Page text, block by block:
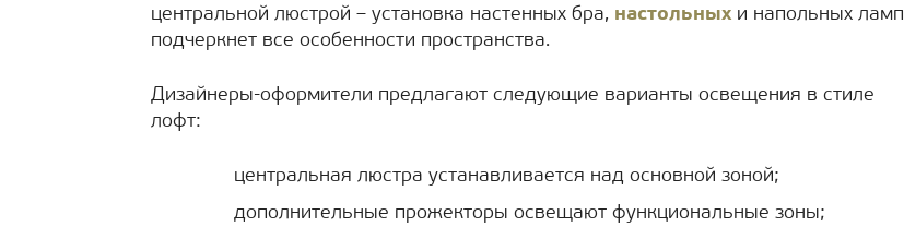
центральной люстрой – установка настенных бра, настольных и напольных ламп
подчеркнет все особенности пространства.
Дизайнеры-оформители предлагают следующие варианты освещения в стиле
лофт:
центральная люстра устанавливается над основной зоной;
дополнительные прожекторы освещают функциональные зоны;